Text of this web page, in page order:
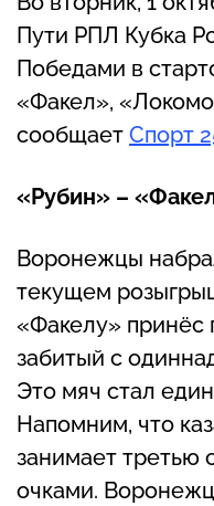
Пути РПЛ Кубка
Победами в
«Факел»,
сообщает Спорт
«Рубин» –
Воронежцы
текущем
«Факелу» принёс
забитый с
Это мяч стал
Напомним, что
занимает третью
очками.